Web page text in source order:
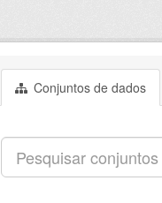
Conjuntos de dados